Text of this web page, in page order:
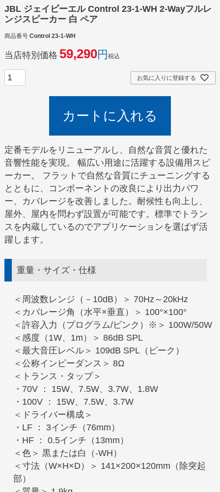
JBL ジェイビーエル Control 23-1-WH 2-Wayフルレ
ンジスピーカー 白 ペア
商品番号 Control 23-1-WH
当店特別価格 59,290 税込
お気に入りに登録する
カートに入れる
定番モデルをリニューアルし、自然な音質と優れた
音響性能を実現。 幅広い用途に活躍する設備用スピ
ーカー。 フラットで自然な音質にチューニングする
とともに、コンポーネントの改良により出力パワ
ー、カバレージを改善しました。耐候性も向上し、
屋外、屋内を問わず設置が可能です。標準でトラン
スを内蔵しているのでアプリケーションを選ばず活
躍します。
重量・サイズ・仕様
＜周波数レンジ（－10dB）＞ 70Hz～20kHz
＜カバレージ角（水平×垂直）＞ 100°×100°
＜許容入力（プログラム/ピンク）※＞ 100W/50W
＜感度（1W、1m）＞ 86dB SPL
＜最大音圧レベル＞ 109dB SPL（ピーク）
＜公称インピーダンス＞ 8Ω
＜トランス・タップ＞
・70V ： 15W、7.5W、3.7W、1.8W
・100V ： 15W、7.5W、3.7W
＜ドライバー構成＞
・LF ： 3インチ（76mm）
・HF ： 0.5インチ（13mm）
＜色＞ 黒または白（-WH）
＜寸法（W×H×D）＞ 141×200×120mm（除突起
部）